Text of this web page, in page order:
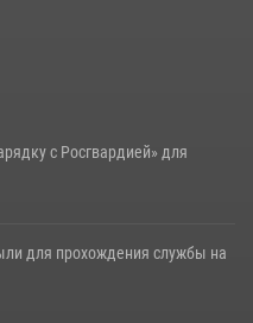
с Росгвардией» для
для прохождения службы на